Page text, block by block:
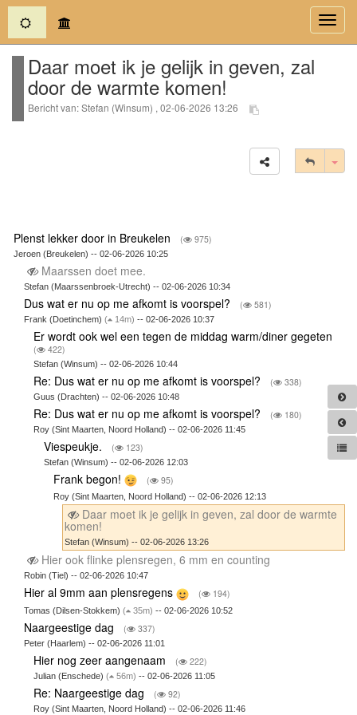
(current)
Daar moet ik je gelijk in geven, zal
door de warmte komen!
Bericht van: Stefan (Winsum) , 02-06-2026 13:26
Plenst lekker door in Breukelen ( 975)
Jeroen (Breukelen) -- 02-06-2026 10:25
Maarssen doet mee.
Stefan (Maarssenbroek-Utrecht) -- 02-06-2026 10:34
Dus wat er nu op me afkomt is voorspel? ( 581)
Frank (Doetinchem) ( 14m) -- 02-06-2026 10:37
Er wordt ook wel een tegen de middag warm/diner gegeten
( 422)
Stefan (Winsum) -- 02-06-2026 10:44
Re: Dus wat er nu op me afkomt is voorspel? ( 338)
Guus (Drachten) -- 02-06-2026 10:48
Re: Dus wat er nu op me afkomt is voorspel? ( 180)
Roy (Sint Maarten, Noord Holland) -- 02-06-2026 11:45
Viespeukje. ( 123)
Stefan (Winsum) -- 02-06-2026 12:03
Frank begon! ( 95)
Roy (Sint Maarten, Noord Holland) -- 02-06-2026 12:13
Daar moet ik je gelijk in geven, zal door de warmte
komen!
Stefan (Winsum) -- 02-06-2026 13:26
Hier ook flinke plensregen, 6 mm en counting
Robin (Tiel) -- 02-06-2026 10:47
Hier al 9mm aan plensregens ( 194)
Tomas (Dilsen-Stokkem) ( 35m) -- 02-06-2026 10:52
Naargeestige dag ( 337)
Peter (Haarlem) -- 02-06-2026 11:01
Hier nog zeer aangenaam ( 222)
Julian (Enschede)( 56m) -- 02-06-2026 11:05
Re: Naargeestige dag ( 92)
Roy (Sint Maarten, Noord Holland) -- 02-06-2026 11:46